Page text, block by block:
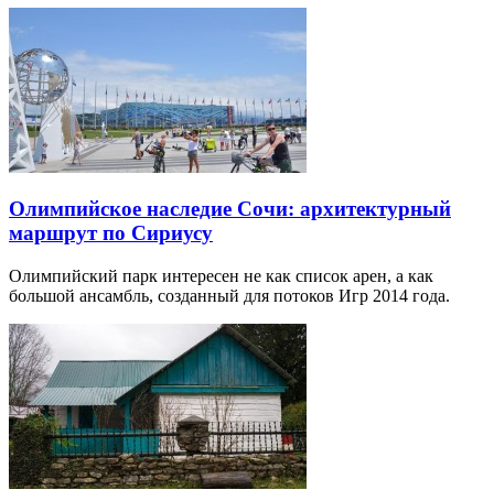
Олимпийское наследие Сочи: архитектурный
маршрут по Сириусу
Олимпийский парк интересен не как список арен, а как
большой ансамбль, созданный для потоков Игр 2014 года.